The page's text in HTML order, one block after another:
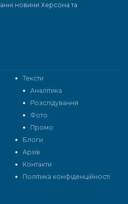
Тексти
Аналітика
Розслідування
Фото
Промо
Блоги
Архів
Контакти
Політика конфіденційності
новини Херсона та